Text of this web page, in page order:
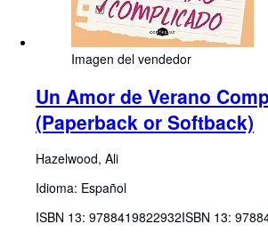
Imagen del vendedor
Un Amor de Verano
(Paperback or Softback)
Hazelwood, Ali
Idioma: Español
ISBN 13: 9788419822932ISBN 13: